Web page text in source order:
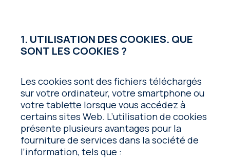
1. UTILISATION DES COOKIES. QUE
SONT LES COOKIES ?
Les cookies sont des fichiers téléchargés
sur votre ordinateur, votre smartphone ou
votre tablette lorsque vous accédez à
certains sites Web. L’utilisation de cookies
présente plusieurs avantages pour la
fourniture de services dans la société de
l’information, tels que :